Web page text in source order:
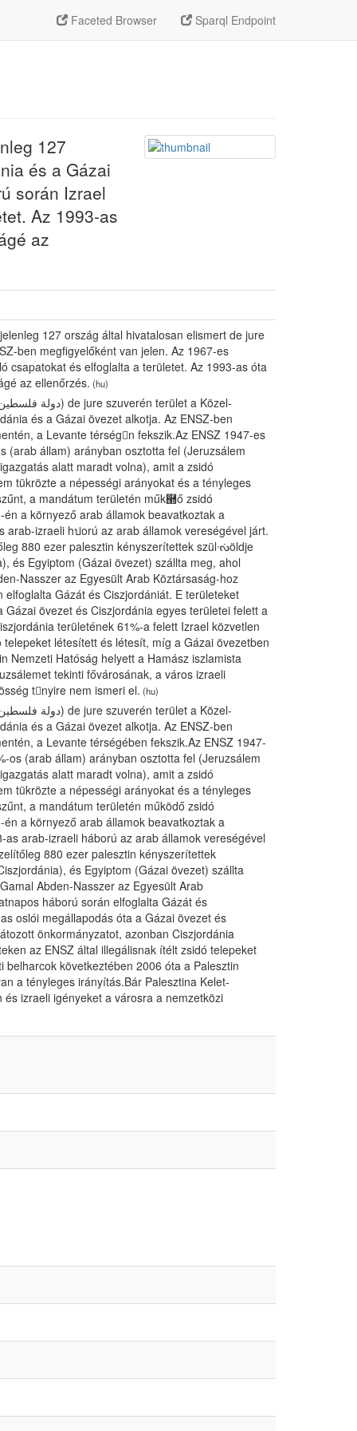
Faceted Browser Sparql Endpoint
127
és a Gázai
során Izrael
Az 1993-as
az
127 ország által hivatalosan elismert de jure
ben megfigyelőként van jelen. Az 1967-es
csapatokat és elfoglalta a területet. Az 1993-as óta
az ellenőrzés. (hu)
és a Gázai övezet alkotja. Az ENSZ-ben
a Levante térségn fekszik.Az ENSZ 1947-es
(arab állam) arányban osztotta fel (Jeruzsálem
alatt maradt volna), amit a zsidó
tükrözte a népességi arányokat és a tényleges
a mandátum területén műk཭ő zsidó
a környező arab államok beavatkoztak a
izraeli hปorú az arab államok vereségével járt.
880 ezer palesztin kényszerítettek szülᔟöldje
és Egyiptom (Gázai övezet) szállta meg, ahol
Nasszer az Egyesült Arab Köztársaság-hoz
Gázát és Ciszjordániát. E területeket
övezet és Ciszjordánia egyes területei felett a
területének 61%-a felett Izrael közvetlen
létesített és létesít, míg a Gázai övezetben
Nemzeti Hatóság helyett a Hamász iszlamista
tekinti fővárosának, a város izraeli
tnyire nem ismeri el. (hu)
és a Gázai övezet alkotja. Az ENSZ-ben
a Levante térségében fekszik.Az ENSZ 1947-
os (arab állam) arányban osztotta fel (Jeruzsálem
alatt maradt volna), amit a zsidó
tükrözte a népességi arányokat és a tényleges
a mandátum területén működő zsidó
a környező arab államok beavatkoztak a
arab-izraeli háború az arab államok vereségével
880 ezer palesztin kényszerítettek
és Egyiptom (Gázai övezet) szállta
Abden-Nasszer az Egyesült Arab
háború során elfoglalta Gázát és
oslói megállapodás óta a Gázai övezet és
önkormányzatot, azonban Ciszjordánia
az ENSZ által illegálisnak ítélt zsidó telepeket
következtében 2006 óta a Palesztin
a tényleges irányítás.Bár Palesztina Kelet-
izraeli igényeket a városra a nemzetközi